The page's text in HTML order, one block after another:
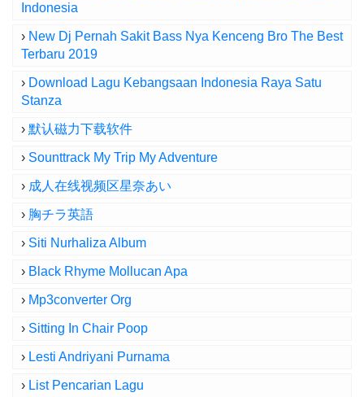
Indonesia
› New Dj Pernah Sakit Bass Nya Kenceng Bro The Best
Terbaru 2019
› Download Lagu Kebangsaan Indonesia Raya Satu
Stanza
› 默认磁力下载软件
› Sounttrack My Trip My Adventure
› 成人在线视频区星奈あい
› 胸チラ英語
› Siti Nurhaliza Album
› Black Rhyme Mollucan Apa
› Mp3converter Org
› Sitting In Chair Poop
› Lesti Andriyani Purnama
› List Pencarian Lagu